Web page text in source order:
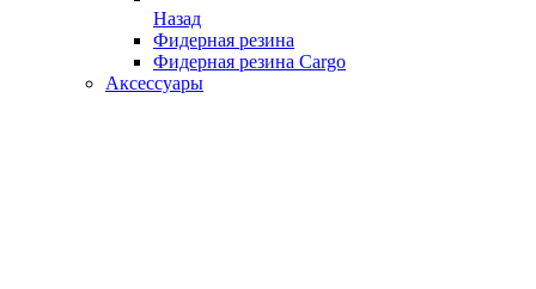
Назад
Фидерная резина
Фидерная резина Cargo
Аксессуары